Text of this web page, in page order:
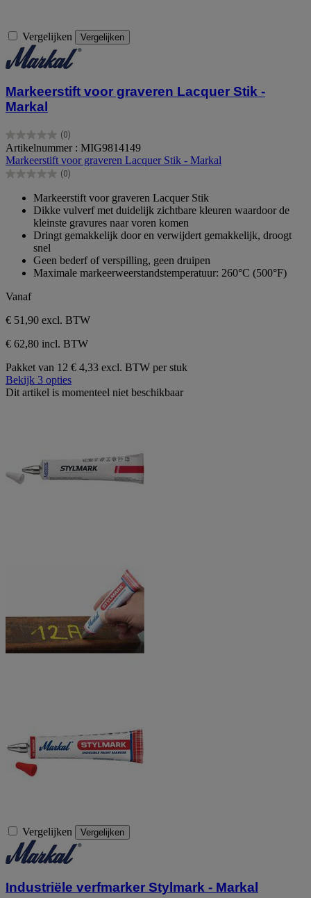
Vergelijken Vergelijken
Markeerstift voor graveren Lacquer Stik -
Markal
(0)
0.0
van
de
5
Artikelnummer : MIG9814149
Markeerstift voor graveren Lacquer Stik - Markal
(0)
0.0
sterren.
Markeerstift voor graveren Lacquer Stik
Dikke vulverf met duidelijk zichtbare kleuren waardoor de
kleinste gravures naar voren komen
Dringt gemakkelijk door en verwijdert gemakkelijk, droogt
snel
Geen bederf of verspilling, geen druipen
Maximale markeerweerstandstemperatuur: 260°C (500°F)
Vanaf
€ 51,90 excl. BTW
€ 62,80 incl. BTW
Pakket van 12 € 4,33 excl. BTW per stuk
Bekijk 3 opties
Dit artikel is momenteel niet beschikbaar
Vergelijken Vergelijken
Industriële verfmarker Stylmark - Markal